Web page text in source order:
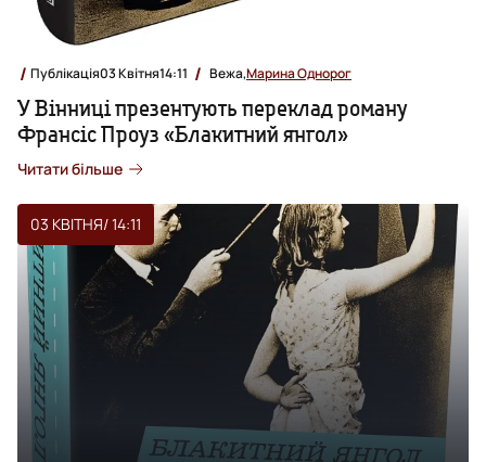
Публікація03 Квітня14:11 Вежа,Марина Однорог
У Вінниці презентують переклад роману
Франсіс Проуз «Блакитний янгол»
Читати більше
03 КВІТНЯ/ 14:11